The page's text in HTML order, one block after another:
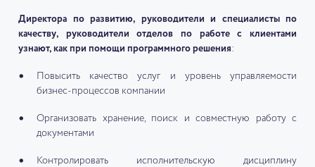
Директора по развитию, руководители и специалисты по
качеству, руководители отделов по работе с клиентами
узнают, как при помощи программного решения:
Повысить качество услуг и уровень управляемости
бизнес-процессов компании
Организовать хранение, поиск и совместную работу с
документами
Контролировать исполнительскую дисциплину